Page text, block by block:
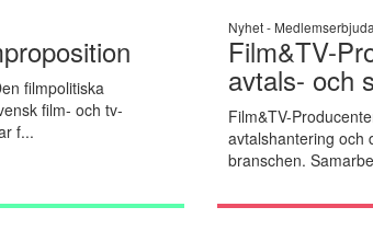
filmpolitiska
film- och tv-
f...
Nyhet -
Film&TV-
avtals- och
Film&TV-
avtalshantering och
branschen.